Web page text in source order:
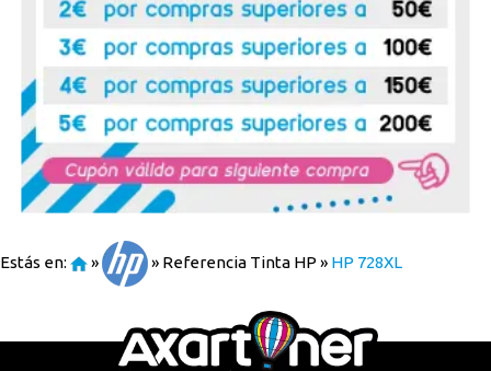
Estás en: » » Referencia Tinta HP » HP 728XL